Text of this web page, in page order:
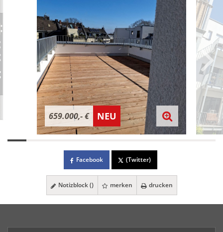
659.000,- € NEU
Facebook (Twitter)
Notizblock () merken drucken